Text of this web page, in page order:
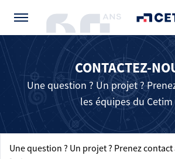
CONTACTEZ-
Une question ? Un projet ?
les équipes du Cetim
Une question ? Un projet ? Prenez